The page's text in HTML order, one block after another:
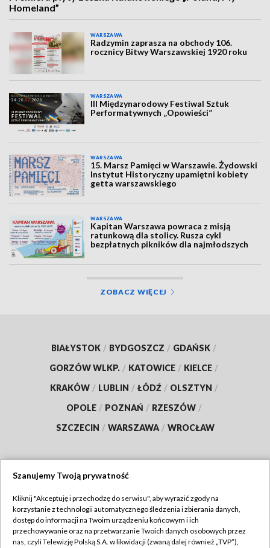
Homeland”
WARSZAWA
Radzymin zaprasza na obchody 106.
rocznicy Bitwy Warszawskiej 1920 roku
WARSZAWA
III Międzynarodowy Festiwal Sztuk
Performatywnych „Opowieści”
WARSZAWA
15. Marsz Pamięci w Warszawie. Żydowski
Instytut Historyczny upamiętni kobiety
getta warszawskiego
WARSZAWA
Kapitan Warszawa powraca z misją
ratunkową dla stolicy. Rusza cykl
bezpłatnych pikników dla najmłodszych
ZOBACZ WIĘCEJ
BIAŁYSTOK / BYDGOSZCZ / GDAŃSK /
GORZÓW WLKP. / KATOWICE / KIELCE /
KRAKÓW / LUBLIN / ŁÓDŹ / OLSZTYN /
OPOLE / POZNAŃ / RZESZÓW /
SZCZECIN / WARSZAWA / WROCŁAW
TVP
Abonament TVP
Regulamin TVP
Szanujemy Twoją prywatność
Kliknij "Akceptuję i przechodzę do serwisu", aby wyrazić zgody na
korzystanie z technologii automatycznego śledzenia i zbierania danych,
dostęp do informacji na Twoim urządzeniu końcowym i ich
przechowywanie oraz na przetwarzanie Twoich danych osobowych przez
nas, czyli Telewizję Polską S.A. w likwidacji (zwaną dalej również „TVP”),